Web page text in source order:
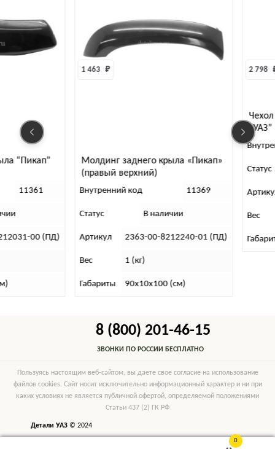
00 (ПД)
Молдинг заднего крыла «Пикап»
(правый верхний)
₽
Внутренний код 11369
Статус В наличии
Артикул 2363-00-8212240-01 (ПД)
Габариты 90х10х100 (см)
Чехол
“УАЗ” R-
₽
Внутренний
Статус
Артикул
Габариты
8 (800) 201-46-15
ЗВОНКИ ПО РОССИИ БЕСПЛАТНО
0
Пользуясь настоящим веб-сайтом, вы даете свое согласие на использование
файлов cookies. Сайт носит исключительно информационный характер и ни при
каких условиях не является публичной офертой, определяемой положениями
Статьи 437 (2) ГК РФ
Детали УАЗ © 2024